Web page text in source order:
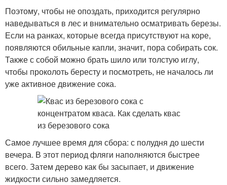
Поэтому, чтобы не опоздать, приходится регулярно
наведываться в лес и внимательно осматривать березы.
Если на ранках, которые всегда присутствуют на коре,
появляются обильные капли, значит, пора собирать сок.
Также с собой можно брать шило или толстую иглу,
чтобы проколоть бересту и посмотреть, не началось ли
уже активное движение сока.
Самое лучшее время для сбора: с полудня до шести
вечера. В этот период фляги наполняются быстрее
всего. Затем дерево как бы засыпает, и движение
жидкости сильно замедляется.